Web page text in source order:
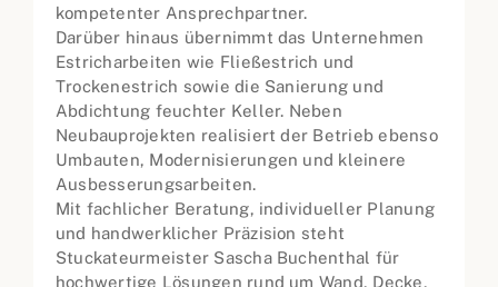
kompetenter Ansprechpartner.
Darüber hinaus übernimmt das Unternehmen
Estricharbeiten wie Fließestrich und
Trockenestrich sowie die Sanierung und
Abdichtung feuchter Keller. Neben
Neubauprojekten realisiert der Betrieb ebenso
Umbauten, Modernisierungen und kleinere
Ausbesserungsarbeiten.
Mit fachlicher Beratung, individueller Planung
und handwerklicher Präzision steht
Stuckateurmeister Sascha Buchenthal für
hochwertige Lösungen rund um Wand, Decke,